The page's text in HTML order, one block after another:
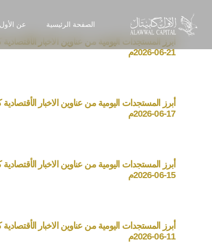
الصفحة الرئيسية عن الأول
أبرز المستجدات اليومية من عناوين الاخبار
21-06-2026م
أبرز المستجدات اليومية من عناوين الاخبار
17-06-2026م
أبرز المستجدات اليومية من عناوين الاخبار
15-06-2026م
أبرز المستجدات اليومية من عناوين الاخبار
11-06-2026م